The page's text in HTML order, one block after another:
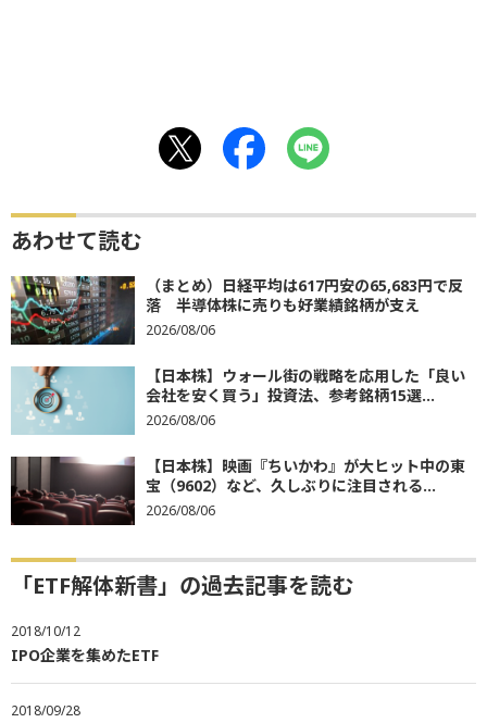
あわせて読む
（まとめ）日経平均は617円安の65,683円で反
落 半導体株に売りも好業績銘柄が支え
2026/08/06
【日本株】ウォール街の戦略を応用した「良い
会社を安く買う」投資法、参考銘柄15選...
2026/08/06
【日本株】映画『ちいかわ』が大ヒット中の東
宝（9602）など、久しぶりに注目される...
2026/08/06
「ETF解体新書」の過去記事を読む
2018/10/12
IPO企業を集めたETF
2018/09/28